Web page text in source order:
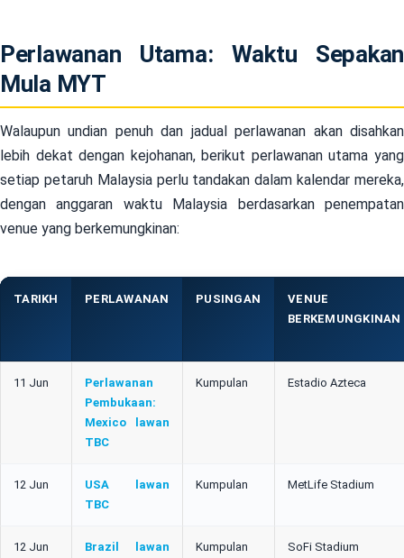
Perlawanan Utama: Waktu Sepakan
Mula MYT
Walaupun undian penuh dan jadual perlawanan akan disahkan
lebih dekat dengan kejohanan, berikut perlawanan utama yang
setiap petaruh Malaysia perlu tandakan dalam kalendar mereka,
dengan anggaran waktu Malaysia berdasarkan penempatan
venue yang berkemungkinan:
TARIKH PERLAWANAN PUSINGAN
VENUE
BERKEMUNGKINAN
11 Jun
Perlawanan
Pembukaan:
Mexico lawan
TBC
Kumpulan Estadio Azteca
12 Jun
USA lawan
TBC
Kumpulan MetLife Stadium
12 Jun
Brazil lawan
Kumpulan SoFi Stadium